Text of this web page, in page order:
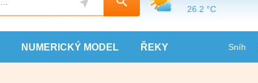
NUMERICKÝ MODEL ŘEKY Sníh
26.2 °C